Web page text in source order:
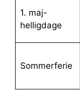
1. maj-
helligdage
Sommerferie